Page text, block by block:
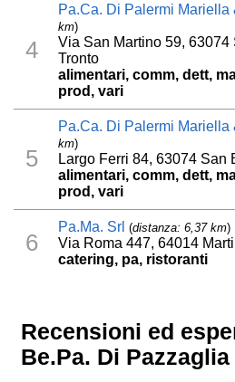
4
Pa.Ca. Di Palermi Mariella
km)
Via San Martino 59, 63074
Tronto
alimentari, comm, dett,
prod, vari
5
Pa.Ca. Di Palermi Mariella
km)
Largo Ferri 84, 63074 San
alimentari, comm, dett,
prod, vari
6
Pa.Ma. Srl (distanza: 6,37 km)
Via Roma 447, 64014
catering, pa, ristoranti
Recensioni ed
Be.Pa. Di